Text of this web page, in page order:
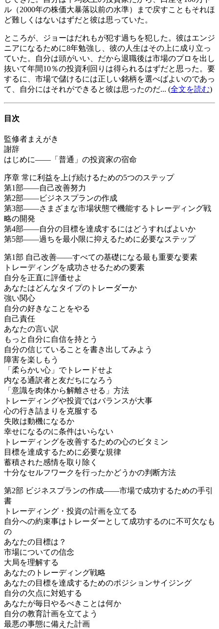
ル（2000年の株価大暴落以前の水準）まで戻すこともそれほ
ど難しくはないはずだと彼は思っていた。
ところが、ジョーはだれもが犯す過ちを犯した。彼はエンジ
ニアになるために8年勉強し、彼の人生はその上に成り立っ
ていた。自分は頭がいい、だから退職後は市場のプロを出し
抜いて年間10％の投資利回りは得られるはずだと思った。要
するに、市場で儲けるには正しい銘柄を選べばよいのであっ
て、自分にはそれができると彼は思ったのだ... (全文を読む)
目次
監修者まえがき
謝辞
はじめに――「普通」の投資家の宿命
序章 常に利益を上げ続けるための5つのステップ
第1部――自己改善努力
第2部――ビジネスプランの作成
第3部――さまざまな市場状態で機能するトレーディング戦
略の開発
第4部――自分の目標を達成するにはどうすればよいか
第5部――過ちを最小限に抑えるために必要なステップ
第1部 自己改善――すべての基礎になる最も重要な要素
トレーディングを成功させるための要素
自分を正直に評価せよ
あなたはどんなタイプのトレーダーか
強い関心
自分の好きなことをやる
自己責任
あなたの言い訳
もっと自分に自信を持とう
自分の信じていることを書き出してみよう
障害を楽しもう
「柔らかい心」でトレードせよ
内なる通訳者と友だちになろう
「意識を肉体から解離させる」方法
トレーディングや投資ではバランスが大事
心の行き詰まりを克服する
失敗は動機になるか
幸せになるのに条件はいらない
トレーディングを改善するための心のビタミン
目標を達成するために必要な規律
蓄積された感情を取り除く
十分なセルフワークを行ったかどうかの判断方法
第2部 ビジネスプランの作成――市場で成功するための手引
書
トレーディング・投資の計画を立てる
自分への約束事はトレーダーとして成功するのに不可欠なも
の
あなたの目標は？
市場についての信念
大局を理解する
あなたのトレーディング戦略
あなたの目標を達成するためのポジションサイジング
自分の欠点に対処する
あなたが毎日やるべきことは何か
自分の教育計画を立てよう
最悪の事態に備えた計画